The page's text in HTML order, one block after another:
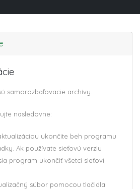
samorozbaľovacie archívy.
nasledovne:
ukončite beh programu
Ak používate sieťovú verziu
program ukončiť všetci sieťoví
súbor pomocou tlačidla